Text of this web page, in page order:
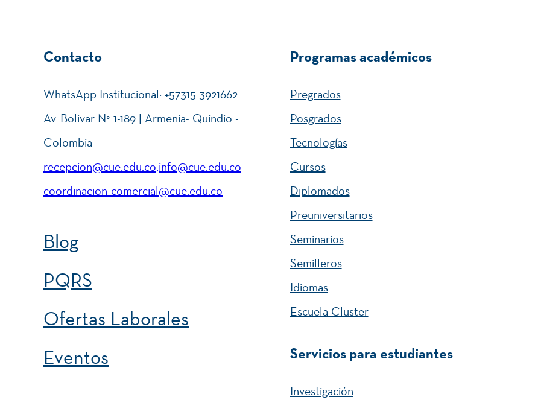
Contacto
WhatsApp Institucional: +57315 3921662
Av. Bolivar N° 1-189 | Armenia- Quindio -
Colombia
recepcion@cue.edu.co,info@cue.edu.co
coordinacion-comercial@cue.edu.co
Blog
PQRS
Ofertas Laborales
Eventos
Programas académicos
Pregrados
Posgrados
Tecnologías
Cursos
Diplomados
Preuniversitarios
Seminarios
Semilleros
Idiomas
Escuela Cluster
Servicios para estudiantes
Investigación